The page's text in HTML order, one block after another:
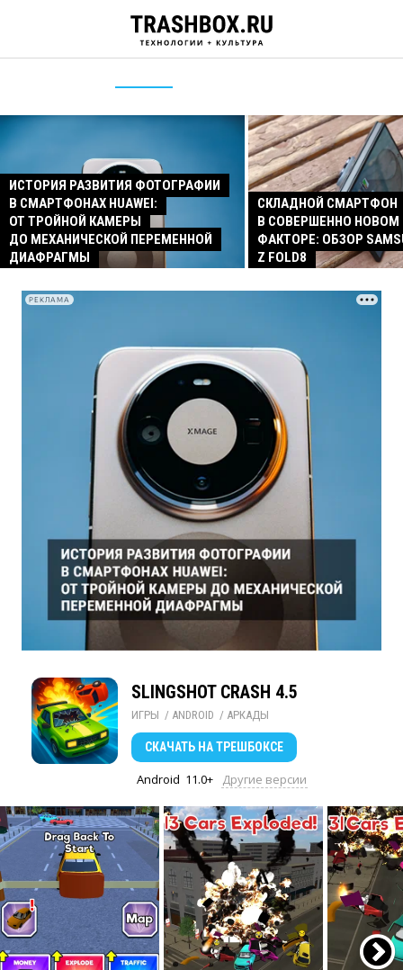
ИСТОРИЯ РАЗВИТИЯ ФОТОГРАФИИ
В СМАРТФОНАХ HUAWEI:
ОТ ТРОЙНОЙ КАМЕРЫ
ДО МЕХАНИЧЕСКОЙ ПЕРЕМЕННОЙ
ДИАФРАГМЫ
СКЛАДНОЙ СМАРТФОН
В СОВЕРШЕННО
ФАКТОРЕ: ОБЗОР
Z FOLD8
РЕКЛАМА
SLINGSHOT CRASH 4.5
ИГРЫ / ANDROID / АРКАДЫ
СКАЧАТЬ НА ТРЕШБОКСЕ
Android 11.0+ Другие версии